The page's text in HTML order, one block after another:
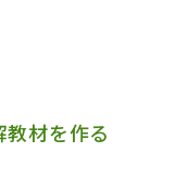
材を作る